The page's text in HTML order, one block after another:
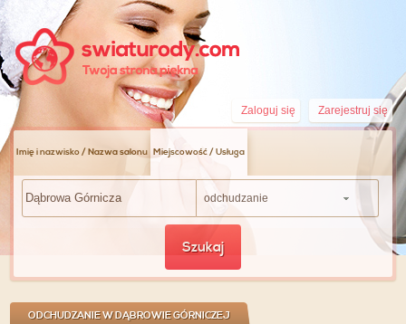
Zarejestruj się
Zaloguj się
Imię i nazwisko / Nazwa salonu Miejscowość / Usługa
odchudzanie
Szukaj
ODCHUDZANIE W DĄBROWIE GÓRNICZEJ